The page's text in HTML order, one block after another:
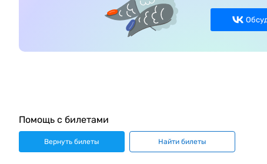
Помощь с билетами
Вернуть билеты Найти билеты